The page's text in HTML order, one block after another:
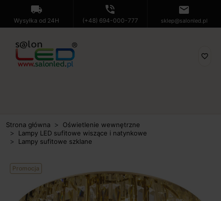
local_shipping
Wysyłka od 24H
phone_in_talk
(+48) 694-000-777
mail
sklep@salonled.pl
favorite_border
Strona główna
Oświetlenie wewnętrzne
Lampy LED sufitowe wiszące i natynkowe
Lampy sufitowe szklane
Promocja